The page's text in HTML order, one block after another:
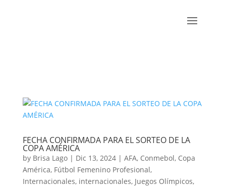
FECHA CONFIRMADA PARA EL SORTEO DE LA
COPA AMÉRICA
by Brisa Lago| Dic 13, 2024| AFA, Conmebol, Copa
América, Fútbol Femenino Profesional,
Internacionales, internacionales, Juegos Olímpicos,